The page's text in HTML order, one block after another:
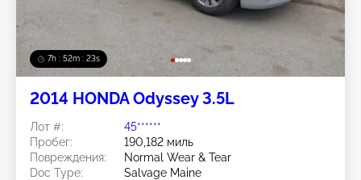
7h : 52m : 20s
2014 HONDA Odyssey 3.5L
Лот #:
45******
Пробег:
190,182 миль
Повреждения:
Normal Wear & Tear
Doc Type:
Salvage Maine